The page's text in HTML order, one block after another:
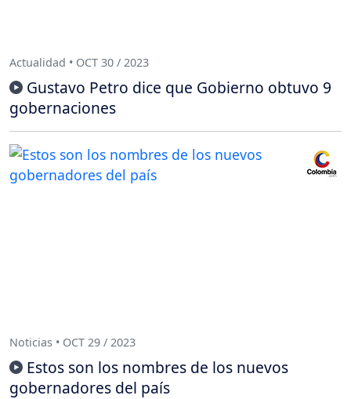
Actualidad • OCT 30 / 2023
Gustavo Petro dice que Gobierno obtuvo 9
gobernaciones
Noticias • OCT 29 / 2023
Estos son los nombres de los nuevos
gobernadores del país